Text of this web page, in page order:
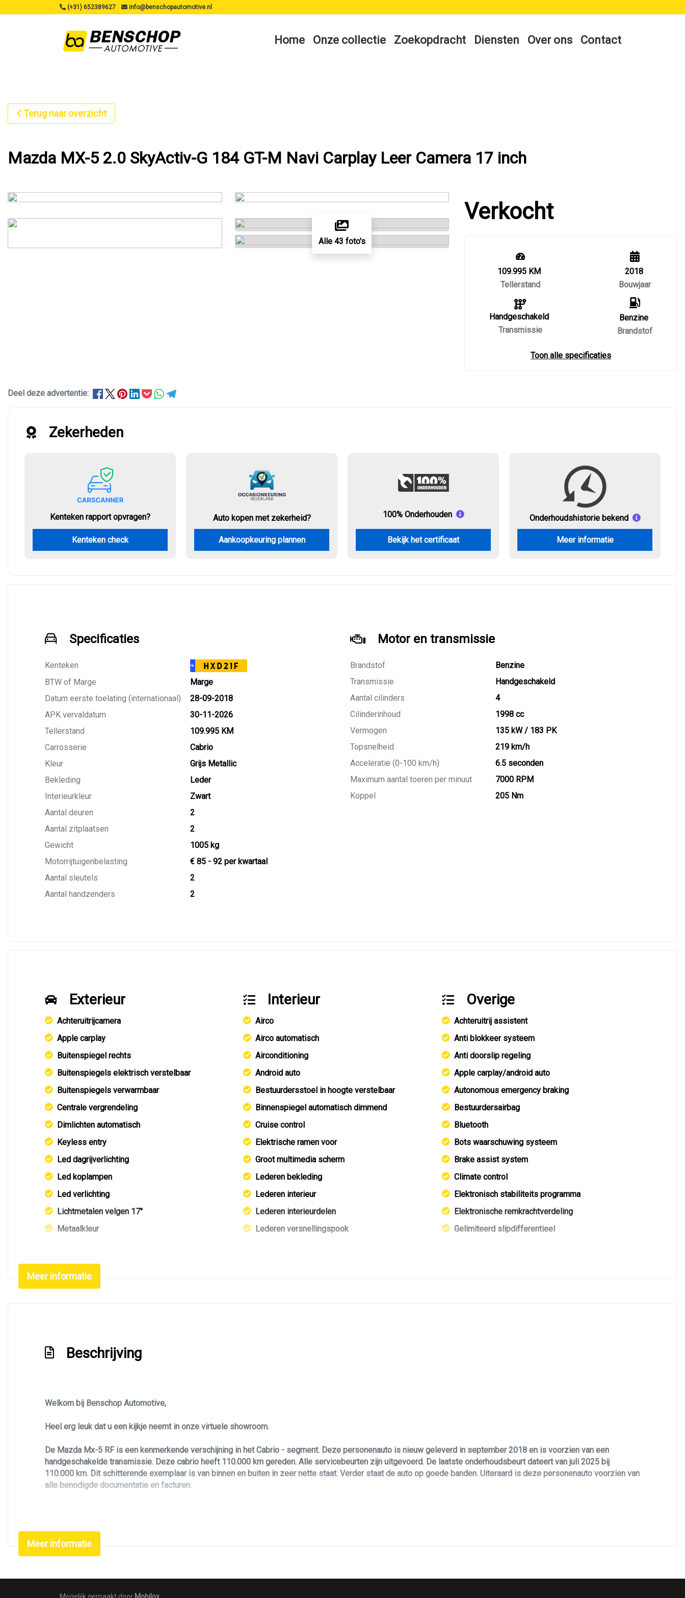
(+31) 652389627 info@benschopautomotive.nl
Home Onze collectie Zoekopdracht Diensten Over ons Contact
Terug naar overzicht
Mazda MX-5 2.0 SkyActiv-G 184 GT-M Navi Carplay Leer Camera 17 inch
Alle 43 foto's
Verkocht
109.995 KM
Tellerstand
Handgeschakeld
Transmissie
2018
Bouwjaar
Benzine
Brandstof
Toon alle specificaties
Deel deze advertentie:
Zekerheden
Kenteken rapport opvragen?
Kenteken check
Auto kopen met zekerheid?
Aankoopkeuring plannen
100% Onderhouden
Bekijk het certificaat
Onderhoudshistorie bekend
Meer informatie
Specificaties
Kenteken NL HXD21F
BTW of Marge
Marge
Datum eerste toelating (internationaal)
28-09-2018
APK vervaldatum
30-11-2026
Tellerstand
109.995 KM
Carrosserie
Cabrio
Kleur
Grijs Metallic
Bekleding
Leder
Interieurkleur
Zwart
Aantal deuren
2
Aantal zitplaatsen
2
Gewicht
1005 kg
Motorrijtuigenbelasting
€ 85 - 92 per kwartaal
Aantal sleutels
2
Aantal handzenders
2
Motor en transmissie
Brandstof
Benzine
Transmissie
Handgeschakeld
Aantal cilinders
4
Cilinderinhoud
1998 cc
Vermogen
135 kW / 183 PK
Topsnelheid
219 km/h
Acceleratie (0-100 km/h)
6.5 seconden
Maximum aantal toeren per minuut
7000 RPM
Koppel
205 Nm
Exterieur
Achteruitrijcamera
Apple carplay
Buitenspiegel rechts
Buitenspiegels elektrisch verstelbaar
Buitenspiegels verwarmbaar
Centrale vergrendeling
Dimlichten automatisch
Keyless entry
Led dagrijverlichting
Led koplampen
Led verlichting
Lichtmetalen velgen 17"
Metaalkleur
Park distance control
Parkeersensor achter
Interieur
Airco
Airco automatisch
Airconditioning
Android auto
Bestuurdersstoel in hoogte verstelbaar
Binnenspiegel automatisch dimmend
Cruise control
Elektrische ramen voor
Groot multimedia scherm
Lederen bekleding
Lederen interieur
Lederen interieurdelen
Lederen versnellingspook
Overige
Achteruitrij assistent
Anti blokkeer systeem
Anti doorslip regeling
Apple carplay/android auto
Autonomous emergency braking
Bestuurdersairbag
Bluetooth
Bots waarschuwing systeem
Brake assist system
Climate control
Elektronisch stabiliteits programma
Elektronische remkrachtverdeling
Gelimiteerd slipdifferentieel
Meer informatie
Beschrijving
Welkom bij Benschop Automotive,
Heel erg leuk dat u een kijkje neemt in onze virtuele showroom.
De Mazda Mx-5 RF is een kenmerkende verschijning in het Cabrio - segment. Deze personenauto is nieuw geleverd in september 2018 en is voorzien van een
handgeschakelde transmissie. Deze cabrio heeft 110.000 km gereden. Alle servicebeurten zijn uitgevoerd. De laatste onderhoudsbeurt dateert van juli 2025 bij
110.000 km. Dit schitterende exemplaar is van binnen en buiten in zeer nette staat. Verder staat de auto op goede banden. Uiteraard is deze personenauto voorzien van
alle benodigde documentatie en facturen.
Zoekt u een leuke, betrouwbare, luxe en unieke Mazda Mx-5 Roadster, Dan biedt deze Mazda Mx-5 u zoveel leuks voorzien van een Machine Grey kleurstelling met 17
inch lichtmetalen velgen. De kleurstelling met gun metal buiten elementen maakt deze Mazda Mx-5 tot een echte blikvanger. Verder is de Mazda Mx-5 voorzien van
lederen interieur met alcantara afwerking, airco / climate control, elektrisch ramen, stoelverwarming, achteruitrijcamera, cabrio vouwdak, cruise control, led/xenon
Mocht u na aanleiding van de advertentie nog vragen hebben kunt u ten alle tijden geheel vrijblijvend contact opnemen.
Meer informatie